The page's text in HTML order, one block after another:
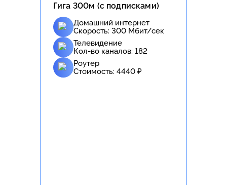
Гига 300м (с подписками)
Домашний интернет
Скорость: 300 Мбит/сек
Телевидение
Кол-во каналов: 182
Роутер
Стоимость: 4440 ₽